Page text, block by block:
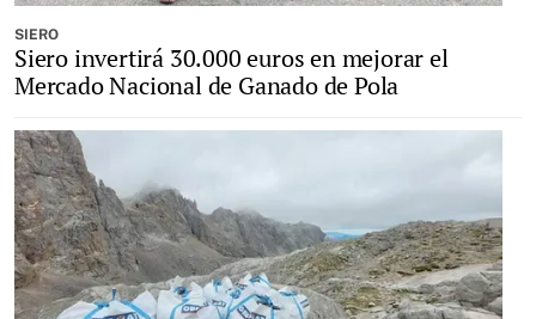
SIERO
Siero invertirá 30.000 euros en mejorar el
Mercado Nacional de Ganado de Pola